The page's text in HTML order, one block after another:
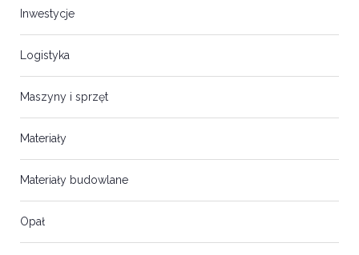
Inwestycje
Logistyka
Maszyny i sprzęt
Materiały
Materiały budowlane
Opał